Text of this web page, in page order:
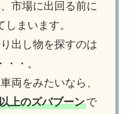
市場に出回る前に
まいます。
出し物を探すのは
・・。
両をみたいなら、
上のズバブーンで